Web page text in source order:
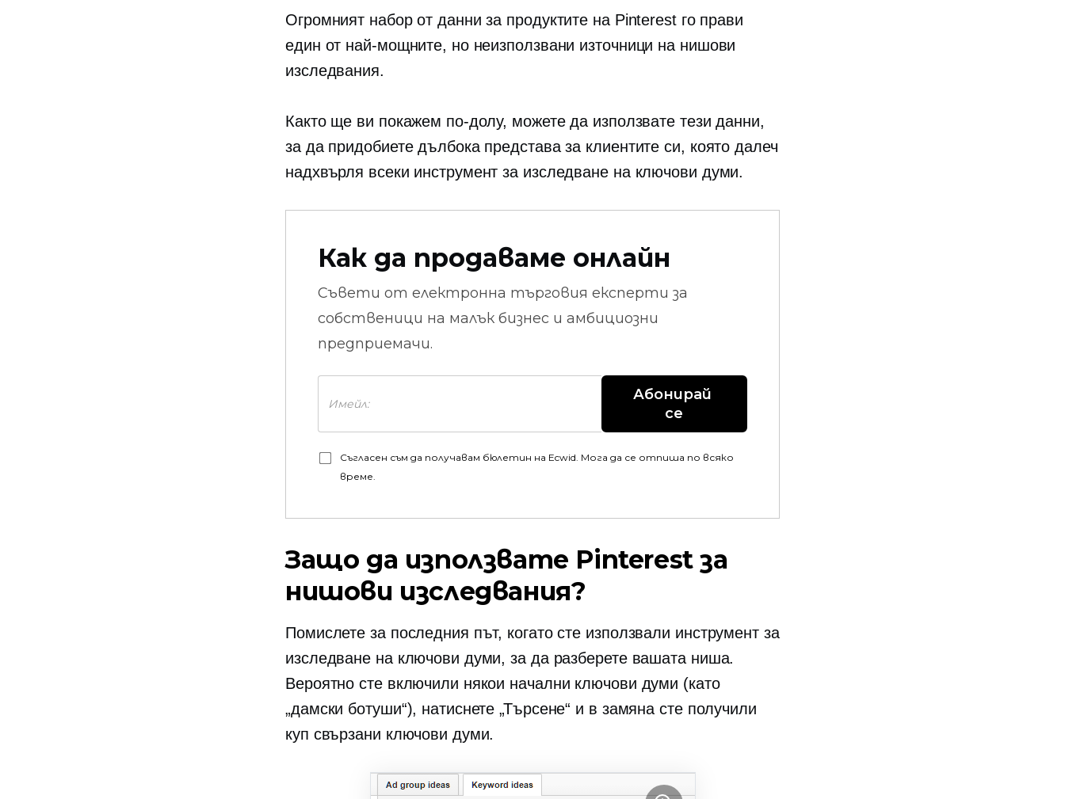
Огромният набор от данни за продуктите на Pinterest го прави
един от най-мощните, но неизползвани източници на нишови
изследвания.
Както ще ви покажем по-долу, можете да използвате тези данни,
за да придобиете дълбока представа за клиентите си, която далеч
надхвърля всеки инструмент за изследване на ключови думи.
Как да продаваме онлайн
Съвети от електронна търговия експерти за
собственици на малък бизнес и амбициозни
предприемачи.
Абонирай
се
Съгласен съм да получавам бюлетин на Ecwid. Мога да се отпиша по всяко
време.
Защо да използвате Pinterest за
нишови изследвания?
Помислете за последния път, когато сте използвали инструмент за
изследване на ключови думи, за да разберете вашата ниша.
Вероятно сте включили някои начални ключови думи (като
„дамски ботуши“), натиснете „Търсене“ и в замяна сте получили
куп свързани ключови думи.